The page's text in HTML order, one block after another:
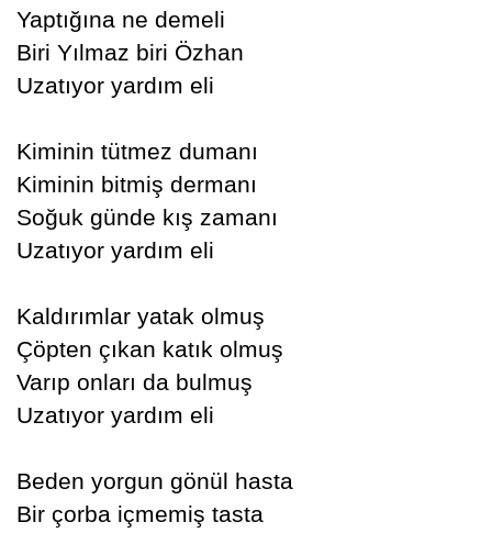
Yaptığına ne demeli
Biri Yılmaz biri Özhan
Uzatıyor yardım eli
Kiminin tütmez dumanı
Kiminin bitmiş dermanı
Soğuk günde kış zamanı
Uzatıyor yardım eli
Kaldırımlar yatak olmuş
Çöpten çıkan katık olmuş
Varıp onları da bulmuş
Uzatıyor yardım eli
Beden yorgun gönül hasta
Bir çorba içmemiş tasta